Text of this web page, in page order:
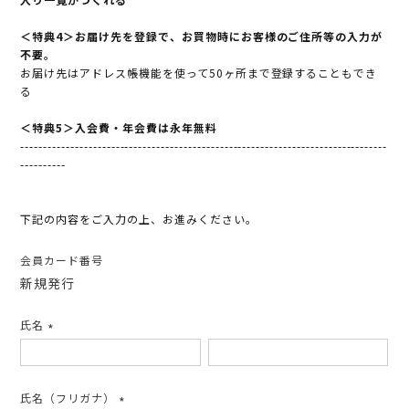
＜特典4＞お届け先を登録で、お買物時にお客様のご住所等の入力が
不要。
お届け先はアドレス帳機能を使って50ヶ所まで登録することもでき
る
＜特典5＞入会費・年会費は永年無料
---------------------------------------------------------------------------------
----------
下記の内容をご入力の上、お進みください。
会員カード番号
新規発行
氏名
須)
氏名（フリガナ）